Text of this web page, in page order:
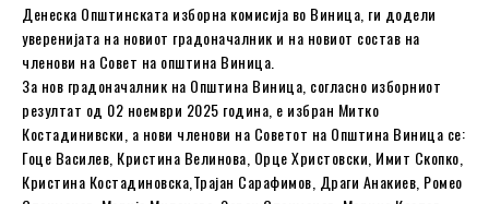
Денеска Општинската изборна комисија во Виница, ги додели
уверенијата на новиот градоначалник и на новиот состав на
членови на Совет на општина Виница.
За нов градоначалник на Општина Виница, согласно изборниот
резултат од 02 ноември 2025 година, е избран Митко
Костадинивски, а нови членови на Советот на Општина Виница се:
Гоце Василев, Кристина Велинова, Орце Христовски, Имит Скопко,
Кристина Костадиновска,Трајан Сарафимов, Драги Анакиев, Ромео